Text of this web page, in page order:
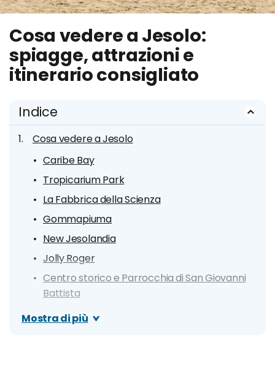
Cosa vedere a Jesolo:
spiagge, attrazioni e
itinerario consigliato
Indice
Cosa vedere a Jesolo
Caribe Bay
Tropicarium Park
La Fabbrica della Scienza
Gommapiuma
New Jesolandia
Jolly Roger
Centro storico e Parrocchia di San Giovanni
Battista
Museo Storico Militare "Vidotto"
Mostra di più